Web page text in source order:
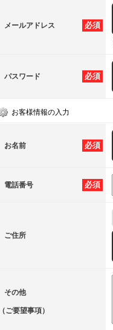
必須
メールアドレス
必須
パスワード
お客様情報の入力
必須
お名前
必須
電話番号
ご住所
その他
（ご要望事項）